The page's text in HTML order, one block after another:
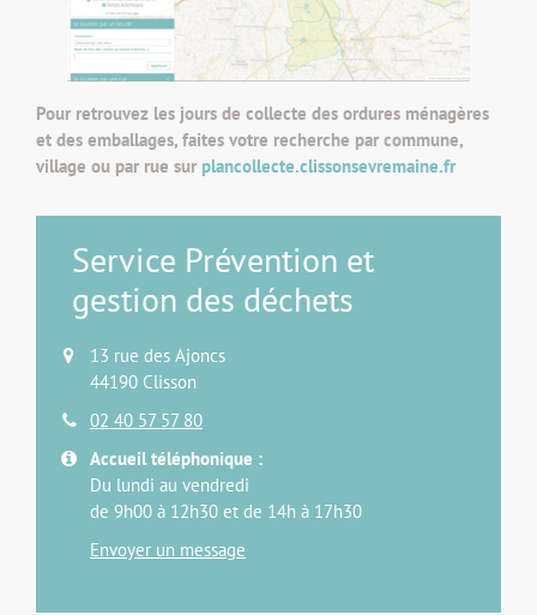
Pour retrouvez les jours de collecte des ordures ménagères
et des emballages, faites votre recherche par commune,
village ou par rue sur plancollecte.clissonsevremaine.fr
Service Prévention et
gestion des déchets
13 rue des Ajoncs
44190 Clisson
02 40 57 57 80
Accueil téléphonique :
Du lundi au vendredi
de 9h00 à 12h30 et de 14h à 17h30
Envoyer un message